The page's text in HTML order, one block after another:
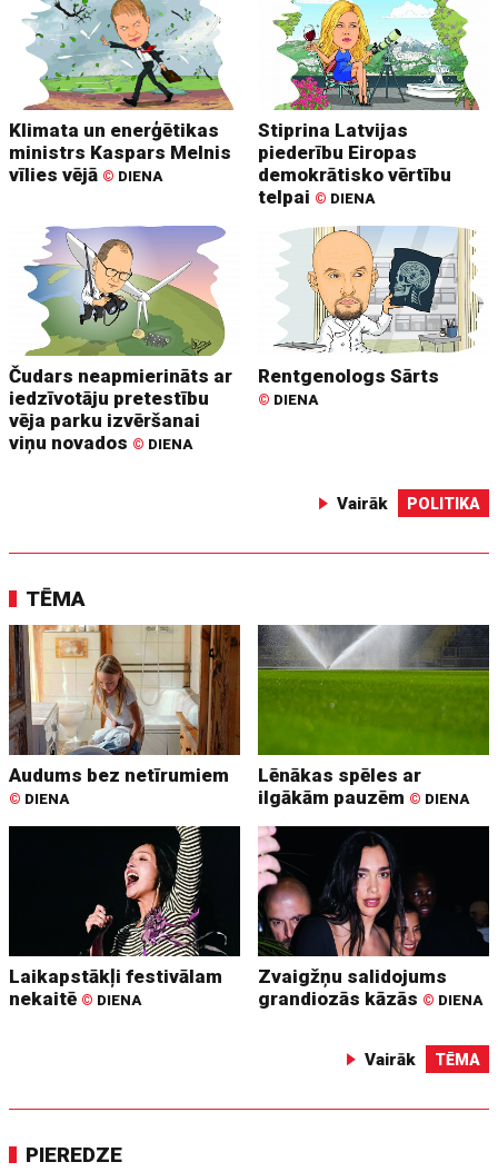
Klimata un enerģētikas
ministrs Kaspars Melnis
vīlies vējā © DIENA
Stiprina Latvijas
piederību Eiropas
demokrātisko vērtību
telpai © DIENA
Čudars neapmierināts ar
iedzīvotāju pretestību
vēja parku izvēršanai
viņu novados © DIENA
Rentgenologs Sārts
© DIENA
Vairāk POLITIKA
TĒMA
Audums bez netīrumiem
© DIENA
Lēnākas spēles ar
ilgākām pauzēm © DIENA
Laikapstākļi festivālam
nekaitē © DIENA
Zvaigžņu salidojums
grandiozās kāzās © DIENA
Vairāk TĒMA
PIEREDZE